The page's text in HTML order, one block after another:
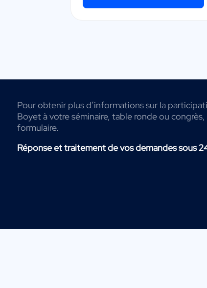
Pour obtenir plus d’informations sur la
Boyet à votre séminaire, table ronde ou
formulaire.
Réponse et traitement de vos demandes sous